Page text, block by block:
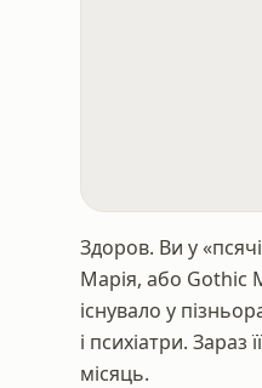
Здоров. Ви у
Марія, або Gothic
існувало у
і психіатри.
місяць.